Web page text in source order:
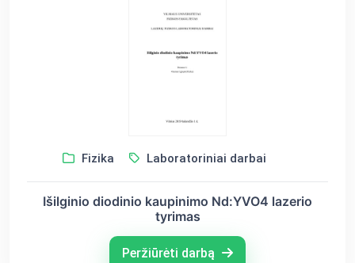
Fizika Laboratoriniai darbai
Išilginio diodinio kaupinimo Nd:YVO4 lazerio
tyrimas
Peržiūrėti darbą